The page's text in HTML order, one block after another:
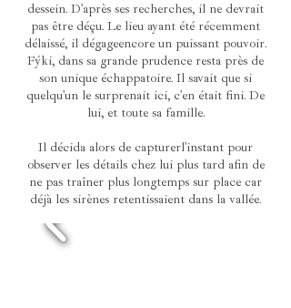
dessein. D'après ses recherches, il ne devrait
pas être déçu. Le lieu ayant été récemment
délaissé, il dégage encore un puissant pouvoir.
Fýki, dans sa grande prudence resta près de
son unique échappatoire. Il savait que si
quelqu'un le surprenait ici, c'en était fini. De
lui, et toute sa famille.
Il décida alors de capturer l'instant pour
observer les détails chez lui plus tard afin de
ne pas traîner plus longtemps sur place car
déjà les sirènes retentissaient dans la vallée.